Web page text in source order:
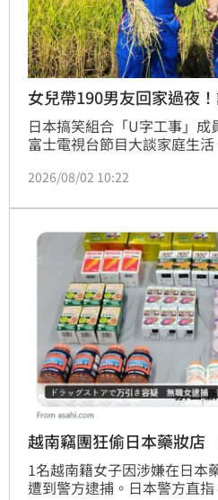
女兒帶190男友回家過夜
日本搞笑組合「U字工事」
富士電視台節目大談家庭生
觀眾全笑翻。
2026/08/02 10:22
越南竊團狂偷日本藥妝
1名越南籍女子因涉嫌在日本
遭到警方逮捕。日本警方直